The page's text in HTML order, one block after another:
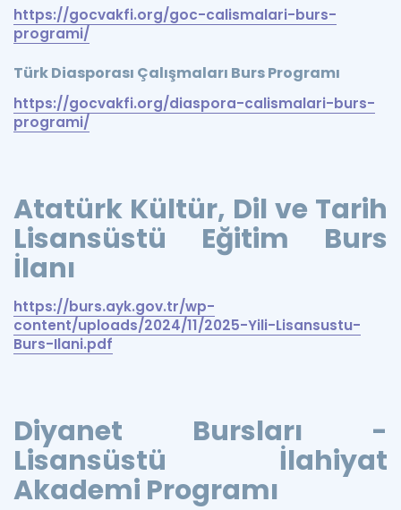
https://gocvakfi.org/goc-calismalari-burs-
programi/
Türk Diasporası Çalışmaları Burs Programı
https://gocvakfi.org/diaspora-calismalari-burs-
programi/
Atatürk Kültür, Dil ve Tarih
Lisansüstü Eğitim Burs
İlanı
https://burs.ayk.gov.tr/wp-
content/uploads/2024/11/2025-Yili-Lisansustu-
Burs-Ilani.pdf
Diyanet Bursları -
Lisansüstü İlahiyat
Akademi Programı